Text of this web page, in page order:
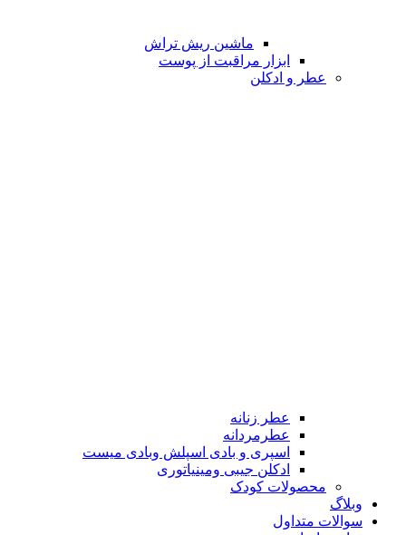
ماشین ریش تراش
ابزار مراقبت از پوست
عطر و ادکلن
عطر زنانه
عطرمردانه
اسپری و بادی اسپلش وبادی میست
ادکلن جیبی ومینیاتوری
محصولات کودک
وبلاگ
سوالات متداول